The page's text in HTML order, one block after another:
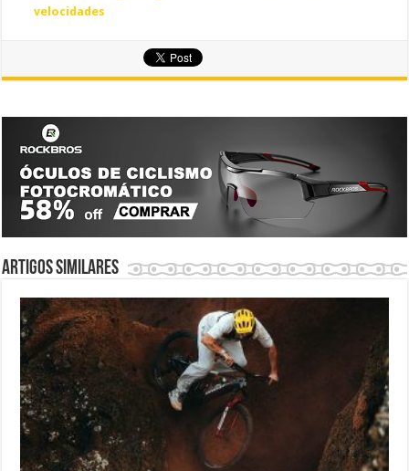
velocidades
Artigos similares